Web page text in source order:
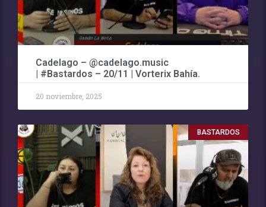
Cadelago – @cadelago.music
| #Bastardos – 20/11 | Vorterix Bahía.
20 noviembre, 2025
BASTARDOS